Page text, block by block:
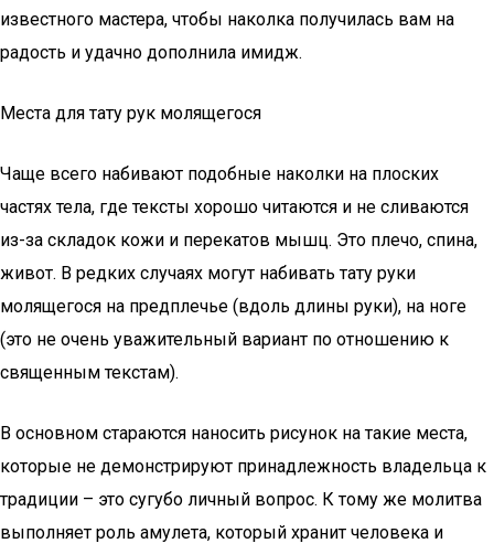
известного мастера, чтобы наколка получилась вам на
радость и удачно дополнила имидж.
Места для тату рук молящегося
Чаще всего набивают подобные наколки на плоских
частях тела, где тексты хорошо читаются и не сливаются
из-за складок кожи и перекатов мышц. Это плечо, спина,
живот. В редких случаях могут набивать тату руки
молящегося на предплечье (вдоль длины руки), на ноге
(это не очень уважительный вариант по отношению к
священным текстам).
В основном стараются наносить рисунок на такие места,
которые не демонстрируют принадлежность владельца к
традиции – это сугубо личный вопрос. К тому же молитва
выполняет роль амулета, который хранит человека и